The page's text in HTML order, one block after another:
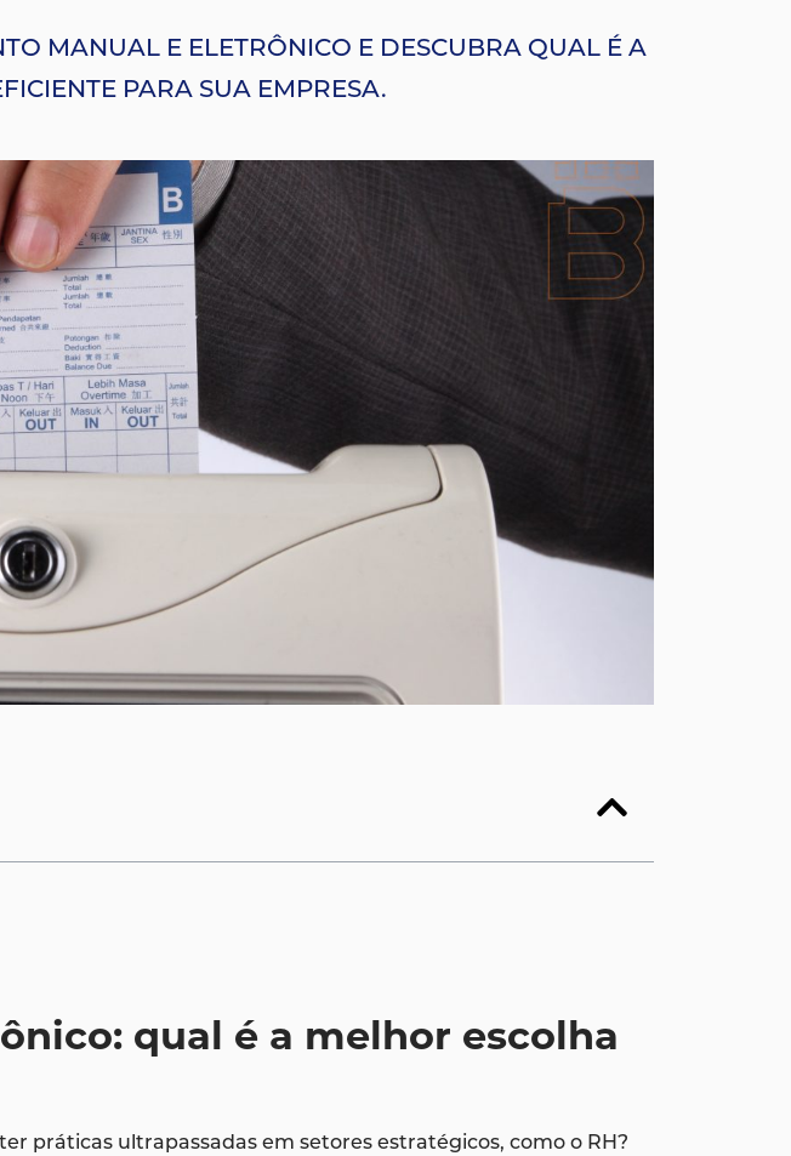
MANUAL E ELETRÔNICO E DESCUBRA QUAL É A
PARA SUA EMPRESA.
qual é a melhor escolha
práticas ultrapassadas em setores estratégicos, como o RH?